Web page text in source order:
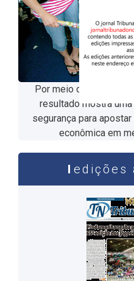
Por meio de nota, a
resultado mostra uma
segurança para
econômica em
edições